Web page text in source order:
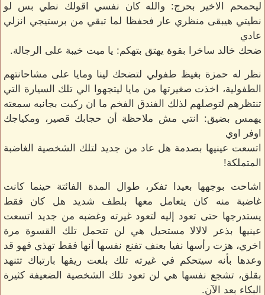
ليحمحم الاخير بحرج: والله كان نفسي اقولك نطي بس لو
نطيتي هيبقى منظري عار فحفظا لما تبقي من برستيجي انزلي
عادي
ضحك خالد ساخرا بقوة يهتق بتهكم: يا ميت خيبة على الرجالة.
نظر له حمزة بغيظ طفولي لتضحك لينا ومايا على مشاحانتهم
الطفولية، اخذت صغيرتها من مايا ليتجهوا الي تلك السيارة التي
تنتظرهم لتوصلهم لذلك الفندق الفخم ما ان ركبت بجانبه سمعته
يهمس بضيق: انتي مش ملاحظة أن حجابك قصير، ومكياجك
اوفر اوي
اتسعت عينيها بصدمة هل عاد من جديد لتلك الشخصية الغاضبة
المتملكة!
اشاحت بوجهها بعيدا تفكر، طوال المدة الفائتة حينما كانت
غاضبة منه كان يتعامل معها بلطف شديد هل كان فقط
يستدرجها حتى تعود إليه لتعود غيرته وغضبه من جديد اتسعت
عينيها بذعر لالالا مستحيل هي لن تتحمل تلك القسوة مرة
اخري، هزت رأسها نفيا بعنف تفنع نفسها أنها فقط تهذي فهو قد
وعدها بأنه سيتحكم في غيرته تلك بلعت ريقها بارتباك تتنهد
بقلق، تشجع نفسها هي لن تعود تلك الشخصية الضعيفة كثيرة
البكاء بعد الآن.